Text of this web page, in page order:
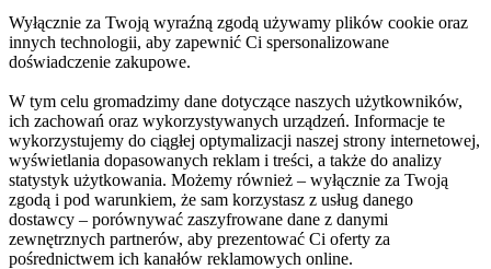
Wyłącznie za Twoją wyraźną zgodą używamy plików cookie oraz
innych technologii, aby zapewnić Ci spersonalizowane
doświadczenie zakupowe.
W tym celu gromadzimy dane dotyczące naszych użytkowników,
ich zachowań oraz wykorzystywanych urządzeń. Informacje te
wykorzystujemy do ciągłej optymalizacji naszej strony internetowej,
wyświetlania dopasowanych reklam i treści, a także do analizy
statystyk użytkowania. Możemy również – wyłącznie za Twoją
zgodą i pod warunkiem, że sam korzystasz z usług danego
dostawcy – porównywać zaszyfrowane dane z danymi
zewnętrznych partnerów, aby prezentować Ci oferty za
pośrednictwem ich kanałów reklamowych online.